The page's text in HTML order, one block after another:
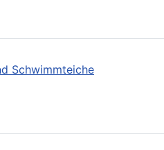
Schwimmteiche